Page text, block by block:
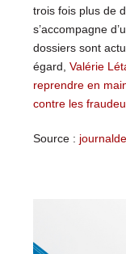
trois fois plus de
s’accompagne
dossiers sont
égard, Valérie
reprendre en
contre les
Source :